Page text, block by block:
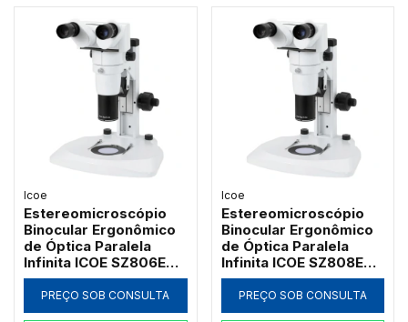
Icoe
Estereomicroscópio
Binocular Ergonômico
de Óptica Paralela
Infinita ICOE SZ806EB-
50X com Cabeçote
Basculante
PREÇO SOB CONSULTA
Icoe
Estereomicroscópio
Binocular Ergonômico
de Óptica Paralela
Infinita ICOE SZ808EB-
64X com Cabeçote
Basculante e Zoom até
64x
PREÇO SOB CONSULTA